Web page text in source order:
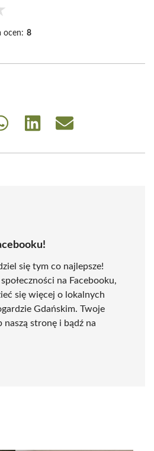
ocen: 8
Share
Share
Share
się tym co najlepsze!
na Facebooku,
się więcej o lokalnych
Gdańskim. Twoje
naszą stronę i bądź na